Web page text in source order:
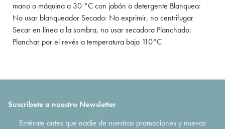
mano o máquina a 30 °C con jabón o detergente Blanqueo:
No usar blanqueador Secado: No exprimir, no centrifugar
Secar en línea a la sombra, no usar secadora Planchado:
Planchar por el revés a temperatura baja 110°C
Suscríbete a nuestro Newsletter
Entérate antes que nadie de nuestras promociones y nuevas